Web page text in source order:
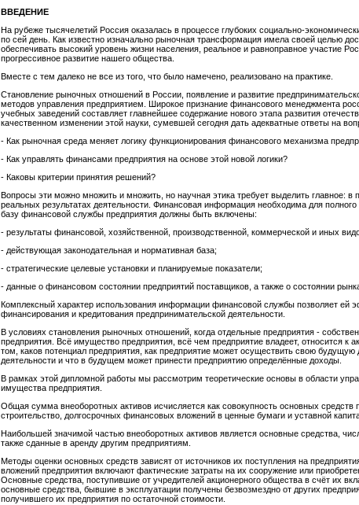
ВВЕДЕНИЕ
На рубеже тысячелетий Россия оказалась в процессе глубоких социально-
по сей день. Как известно изначально рыночная трансформация имела своей целью
обеспечивать высокий уровень жизни населения, реальное и равноправное участие
прогрессивное развитие нашего общества.
Вместе с тем далеко не все из того, что было намечено, реализовано на практике.
Становление рыночных отношений в России, появление и развитие
методов управления предприятием. Широкое признание финансового менеджмента
учебных заведений составляет главнейшее содержание нового этапа развития
качественном изменении этой науки, сумевшей сегодня дать адекватные ответы на
- Как рыночная среда меняет логику функционирования финансового механизма
- Как управлять финансами предприятия на основе этой новой логики?
- Каковы критерии принятия решений?
Вопросы эти можно множить и множить, но научная этика требует выделить главное:
реальных результатах деятельности. Финансовая информация необходима для
базу финансовой службы предприятия должны быть включены:
- результаты финансовой, хозяйственной, производственной, коммерческой и иных
- действующая законодательная и нормативная база;
- стратегические целевые установки и планируемые показатели;
- данные о финансовом состоянии предприятий поставщиков, а также о состоянии
Комплексный характер использования информации финансовой службы позволяет ей
финансирования и кредитования предпринимательской деятельности.
В условиях становления рыночных отношений, когда отдельные предприятия -
предприятия. Всё имущество предприятия, всё чем предприятие владеет, относится к
том, каков потенциал предприятия, как предприятие может осуществить свою
деятельности и что в будущем может принести предприятию определённые доходы.
В рамках этой дипломной работы мы рассмотрим теоретические основы в области
имущества предприятия.
Общая сумма внеоборотных активов исчисляется как совокупность основных
строительство, долгосрочных финансовых вложений в ценные бумаги и уставной
Наибольшей значимой частью внеоборотных активов является основные средства,
также сданные в аренду другим предприятиям.
Методы оценки основных средств зависят от источников их поступления на
вложений предприятия включают фактические затраты на их сооружение или
Основные средства, поступившие от учредителей акционерного общества в счёт их
основные средства, бывшие в эксплуатации получены безвозмездно от других
получившего их предприятия по остаточной стоимости.